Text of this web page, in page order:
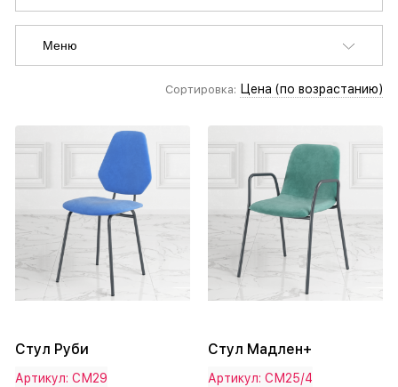
Меню
Сортировка: Цена (по возрастанию)
Стул Руби
Артикул: СМ29
Стул Мадлен+
Артикул: СМ25/4